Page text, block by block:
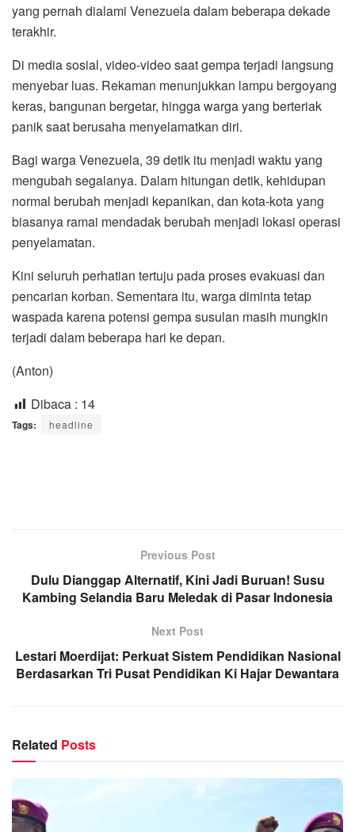
yang pernah dialami Venezuela dalam beberapa dekade
terakhir.
Di media sosial, video-video saat gempa terjadi langsung
menyebar luas. Rekaman menunjukkan lampu bergoyang
keras, bangunan bergetar, hingga warga yang berteriak
panik saat berusaha menyelamatkan diri.
Bagi warga Venezuela, 39 detik itu menjadi waktu yang
mengubah segalanya. Dalam hitungan detik, kehidupan
normal berubah menjadi kepanikan, dan kota-kota yang
biasanya ramai mendadak berubah menjadi lokasi operasi
penyelamatan.
Kini seluruh perhatian tertuju pada proses evakuasi dan
pencarian korban. Sementara itu, warga diminta tetap
waspada karena potensi gempa susulan masih mungkin
terjadi dalam beberapa hari ke depan.
(Anton)
Dibaca : 14
Tags: headline
Previous Post
Dulu Dianggap Alternatif, Kini Jadi Buruan! Susu
Kambing Selandia Baru Meledak di Pasar Indonesia
Next Post
Lestari Moerdijat: Perkuat Sistem Pendidikan Nasional
Berdasarkan Tri Pusat Pendidikan Ki Hajar Dewantara
Related Posts